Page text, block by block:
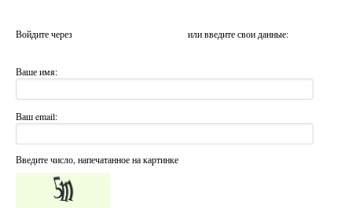
Войдите через или введите свои данные:
Ваше имя:
Ваш email:
Введите число, напечатанное на картинке